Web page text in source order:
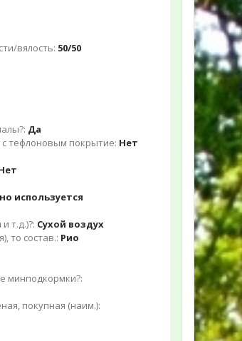
вялость: 50/50
Да
тефлоновым покрытие: Нет
используется
т.д.)?: Сухой воздух
то состав.: Рио
минподкормки?:
покупная (наим.):